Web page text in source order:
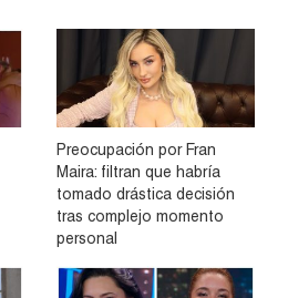
Preocupación por Fran
Maira: filtran que habría
tomado drástica decisión
tras complejo momento
personal